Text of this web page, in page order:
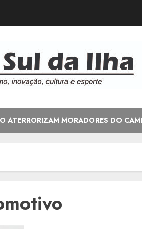
ATERRORIZAM MORADORES DO